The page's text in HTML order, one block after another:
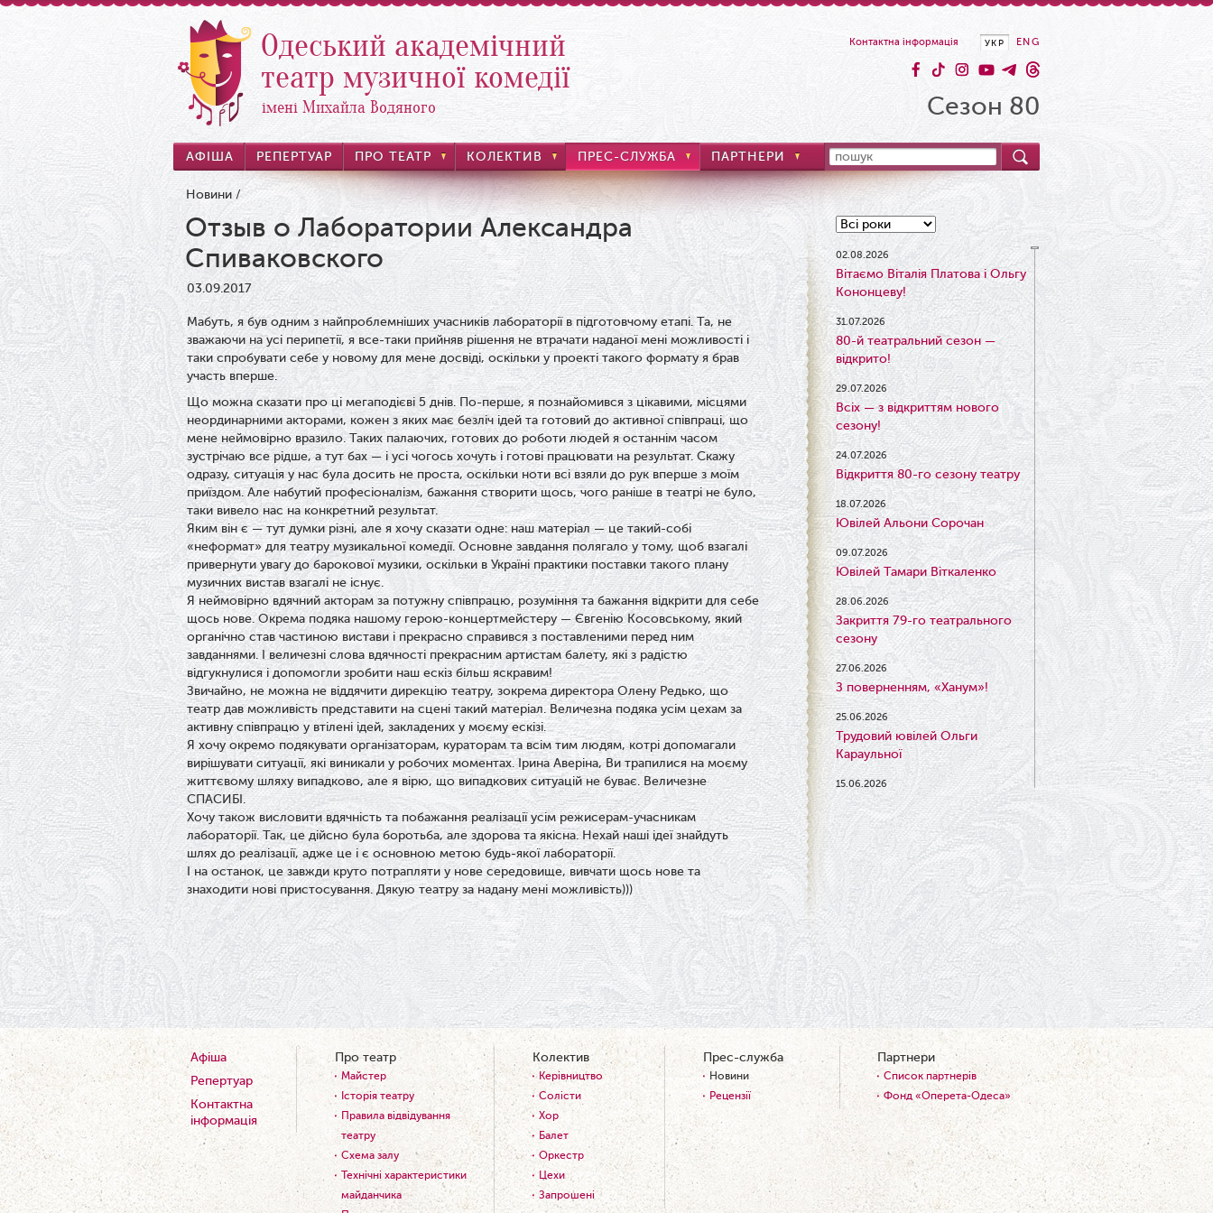
Одеський академічний
театр музичної комедії
імені Михайла Водяного
ENG
УКР
Контактна інформація
Сезон 80
АФІША РЕПЕРТУАР ПРО ТЕАТР КОЛЕКТИВ ПРЕС-СЛУЖБА ПАРТНЕРИ
Новини /
Отзыв о Лаборатории Александра
Спиваковского
03.09.2017
Мабуть, я був одним з найпроблемніших учасників лабораторії в підготовчому етапі. Та, не
зважаючи на усі перипетії, я все-таки прийняв рішення не втрачати наданої мені можливості і
таки спробувати себе у новому для мене досвіді, оскільки у проекті такого формату я брав
участь вперше.
Що можна сказати про ці мегаподієві 5 днів. По-перше, я познайомився з цікавими, місцями
неординарними акторами, кожен з яких має безліч ідей та готовий до активної співпраці, що
мене неймовірно вразило. Таких палаючих, готових до роботи людей я останнім часом
зустрічаю все рідше, а тут бах — і усі чогось хочуть і готові працювати на результат. Скажу
одразу, ситуація у нас була досить не проста, оскільки ноти всі взяли до рук вперше з моїм
приїздом. Але набутий професіоналізм, бажання створити щось, чого раніше в театрі не було,
таки вивело нас на конкретний результат.
Яким він є — тут думки різні, але я хочу сказати одне: наш матеріал — це такий-собі
«неформат» для театру музикальної комедії. Основне завдання полягало у тому, щоб взагалі
привернути увагу до барокової музики, оскільки в Україні практики поставки такого плану
музичних вистав взагалі не існує.
Я неймовірно вдячний акторам за потужну співпрацю, розуміння та бажання відкрити для себе
щось нове. Окрема подяка нашому герою-концертмейстеру — Євгенію Косовському, який
органічно став частиною вистави і прекрасно справився з поставленими перед ним
завданнями. І величезні слова вдячності прекрасним артистам балету, які з радістю
відгукнулися і допомогли зробити наш ескіз більш яскравим!
Звичайно, не можна не віддячити дирекцію театру, зокрема директора Олену Редько, що
театр дав можливість представити на сцені такий матеріал. Величезна подяка усім цехам за
активну співпрацю у втілені ідей, закладених у моєму ескізі.
Я хочу окремо подякувати організаторам, кураторам та всім тим людям, котрі допомагали
вирішувати ситуації, які виникали у робочих моментах. Ірина Аверіна, Ви трапилися на моєму
життєвому шляху випадково, але я вірю, що випадкових ситуацій не буває. Величезне
СПАСИБІ.
Хочу також висловити вдячність та побажання реалізації усім режисерам-учасникам
лабораторії. Так, це дійсно була боротьба, але здорова та якісна. Нехай наші ідеї знайдуть
шлях до реалізації, адже це і є основною метою будь-якої лабораторії.
І на останок, це завжди круто потрапляти у нове середовище, вивчати щось нове та
знаходити нові пристосування. Дякую театру за надану мені можливість)))
02.08.2026
Вітаємо Віталія Платова і Ольгу
Кононцеву!
31.07.2026
80-й театральний сезон —
відкрито!
29.07.2026
Всіх — з відкриттям нового
сезону!
24.07.2026
Відкриття 80-го сезону театру
18.07.2026
Ювілей Альони Сорочан
09.07.2026
Ювілей Тамари Віткаленко
28.06.2026
Закриття 79-го театрального
сезону
27.06.2026
З поверненням, «Ханум»!
25.06.2026
Трудовий ювілей Ольги
Караульної
15.06.2026
Результати конкурсу
09.06.2026
Вітаємо Ірину Візіренко з
народженням дівчинки!
01.06.2026
Дякуємо за свято!
01.06.2026
Графік роботи каси 1 червня
31.05.2026
Ювілей Олени Редько
30.05.2026
Ювілей Станіслава Зайцева
28.05.2026
Вітаємо Олександра Кабакова
з прем'єрою!
19.05.2026
Ювілей Володимира
Кондратьєва
Афіша
Репертуар
Контактна
інформація
Про театр
Майстер
Історія театру
Правила відвідування
театру
Схема залу
Технічні характеристики
майданчика
Колектив
Керівництво
Солісти
Хор
Балет
Оркестр
Цехи
Запрошені
Прес-служба
Новини
Рецензії
Партнери
Список партнерів
Фонд «Оперета-Одеса»